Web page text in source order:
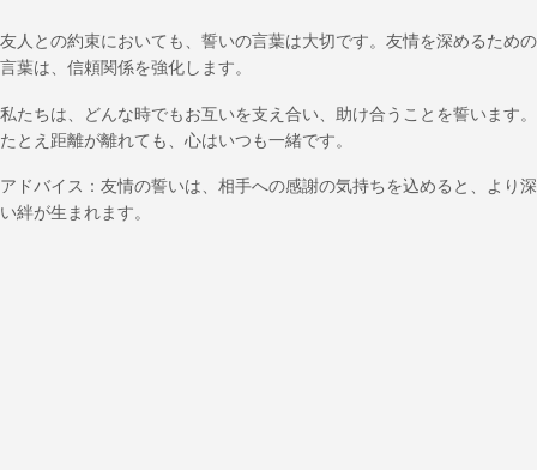
友人との約束においても、誓いの言葉は大切です。友情を深めるための
言葉は、信頼関係を強化します。
私たちは、どんな時でもお互いを支え合い、助け合うことを誓います。
たとえ距離が離れても、心はいつも一緒です。
アドバイス：友情の誓いは、相手への感謝の気持ちを込めると、より深
い絆が生まれます。